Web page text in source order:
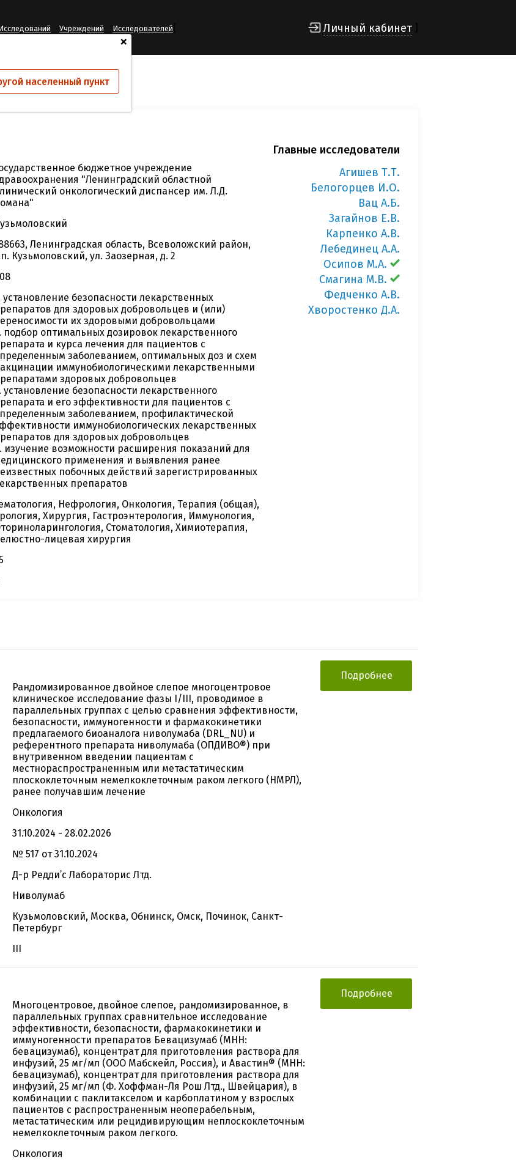
+
населенный пункт
Учреждений Исследователей Личный кабинет
ЛОКОД
бюджетное учреждение
"Ленинградский областной
онкологический диспансер им. Л.Д.
Ленинградская область, Всеволожский район,
Кузьмоловский, ул. Заозерная, д. 2
установление безопасности лекарственных
для здоровых добровольцев и (или)
их здоровыми добровольцами
подбор оптимальных дозировок лекарственного
и курса лечения для пациентов с
заболеванием, оптимальных доз и схем
иммунобиологическими лекарственными
здоровых добровольцев
установление безопасности лекарственного
и его эффективности для пациентов с
заболеванием, профилактической
иммунобиологических лекарственных
для здоровых добровольцев
изучение возможности расширения показаний для
применения и выявления ранее
побочных действий зарегистрированных
препаратов
Нефрология, Онкология, Терапия (общая),
Хирургия, Гастроэнтерология, Иммунология,
Стоматология, Химиотерапия,
лицевая хирургия
Главные исследователи
Агишев Т.Т.
Белогорцев И.О.
Вац А.Б.
Загайнов Е.В.
Карпенко А.В.
Лебединец А.А.
Осипов М.А.
Смагина М.В.
Федченко А.В.
Хворостенко Д.А.
Рандомизированное двойное слепое многоцентровое
клиническое исследование фазы I/III, проводимое в
параллельных группах с целью сравнения эффективности,
безопасности, иммуногенности и фармакокинетики
предлагаемого биоаналога ниволумаба (DRL_NU) и
референтного препарата ниволумаба (ОПДИВО®) при
внутривенном введении пациентам с
местнораспространенным или метастатическим
плоскоклеточным немелкоклеточным раком легкого (НМРЛ),
ранее получавшим лечение
Онкология
31.10.2024 - 28.02.2026
№ 517 от 31.10.2024
Д-р Редди’c Лабораторис Лтд.
Ниволумаб
Кузьмоловский, Москва, Обнинск, Омск, Починок, Санкт-
Петербург
III
Подробнее
Многоцентровое, двойное слепое, рандомизированное, в
параллельных группах сравнительное исследование
эффективности, безопасности, фармакокинетики и
иммуногенности препаратов Бевацизумаб (МНН:
бевацизумаб), концентрат для приготовления раствора для
инфузий, 25 мг/мл (ООО Мабскейл, Россия), и Авастин® (МНН:
бевацизумаб), концентрат для приготовления раствора для
инфузий, 25 мг/мл (Ф. Хоффман-Ля Рош Лтд., Швейцария), в
комбинации с паклитакселом и карбоплатином у взрослых
пациентов с распространенным неоперабельным,
метастатическим или рецидивирующим неплоскоклеточным
немелкоклеточным раком легкого.
Онкология
Подробнее